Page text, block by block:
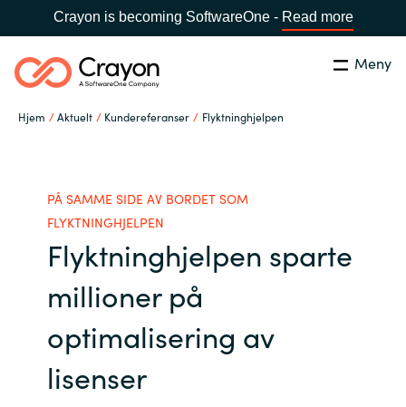
Crayon is becoming SoftwareOne - Read more
Meny
Hjem Aktuelt Kundereferanser Flyktninghjelpen
Global site
Africa
Australia
Søk Lukk
Hvem er vi
Karriere
Aktuelt
Samarbeidspartnere
PÅ SAMME SIDE AV BORDET SOM
FLYKTNINGHJELPEN
Flyktninghjelpen sparte
millioner på
optimalisering av
lisenser